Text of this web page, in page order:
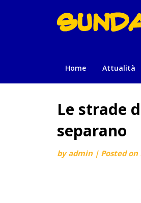
Home Attualità
Le strade
separano
byadmin | Posted on